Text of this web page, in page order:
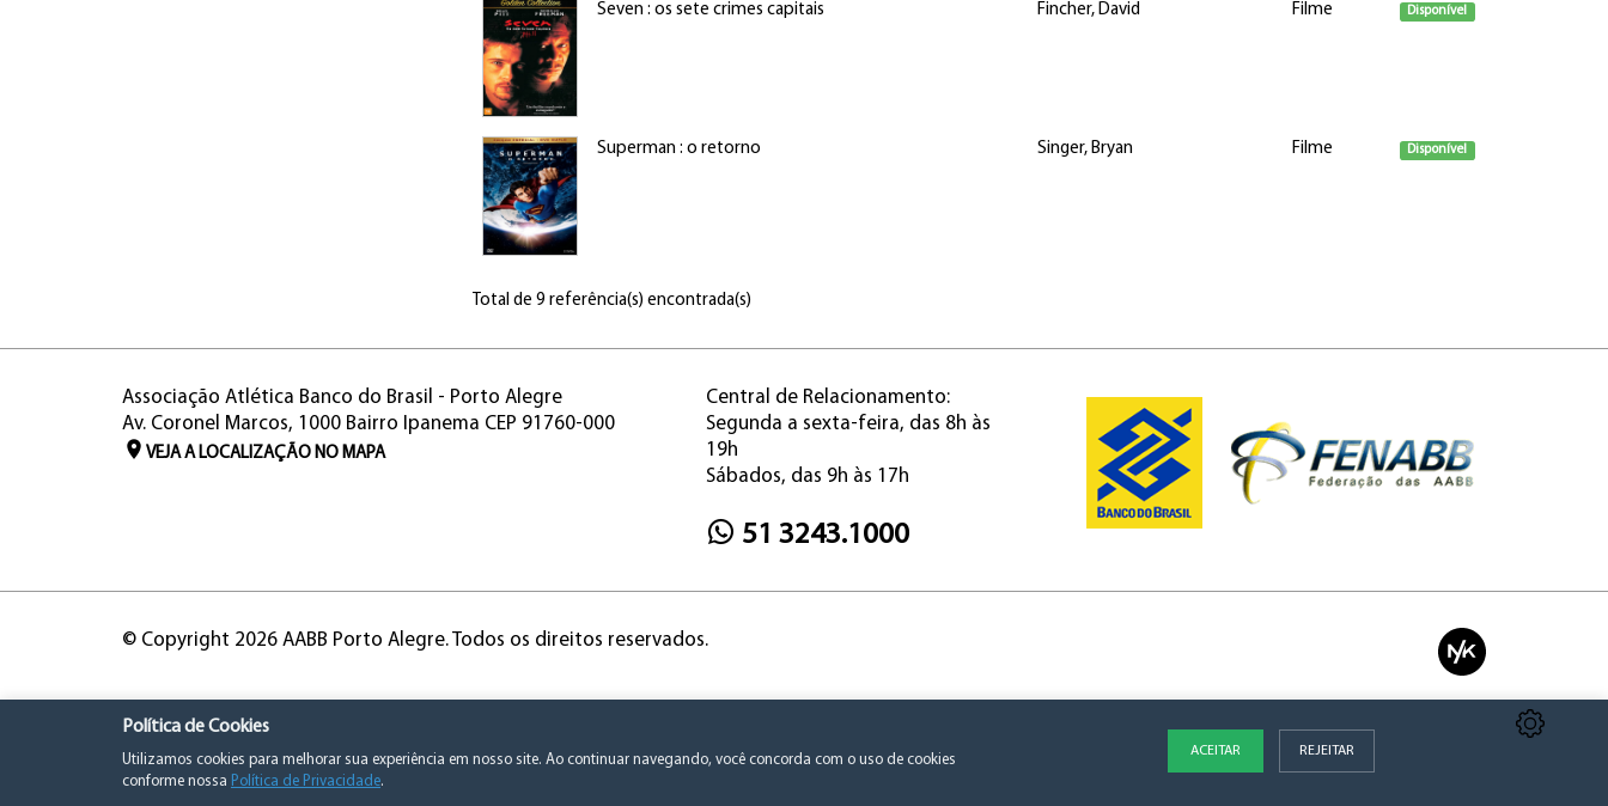
Seven : os sete crimes capitais Fincher, David Filme Disponível
Superman : o retorno Singer, Bryan Filme Disponível
Total de 9 referência(s) encontrada(s)
Associação Atlética Banco do Brasil - Porto Alegre
Av. Coronel Marcos, 1000 Bairro Ipanema CEP 91760-000
VEJA A LOCALIZAÇÃO NO MAPA
Central de Relacionamento:
Segunda a sexta-feira, das 8h às
19h
Sábados, das 9h às 17h
51 3243.1000
© Copyright 2026 AABB Porto Alegre. Todos os direitos reservados.
Política de Privacidade e Consentimento
Política de Cookies
Utilizamos cookies para melhorar sua experiência em nosso site. Ao continuar navegando, você concorda com o uso de cookies
conforme nossa Política de Privacidade.
ACEITAR REJEITAR